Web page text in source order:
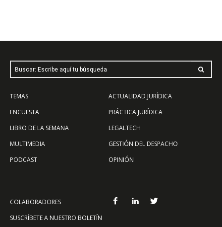
Buscar: Escribe aquí tu búsqueda
TEMAS
ENCUESTA
LIBRO DE LA SEMANA
MULTIMEDIA
PODCAST
ACTUALIDAD JURÍDICA
PRÁCTICA JURÍDICA
LEGALTECH
GESTIÓN DEL DESPACHO
OPINIÓN
COLABORADORES
SUSCRÍBETE A NUESTRO BOLETÍN